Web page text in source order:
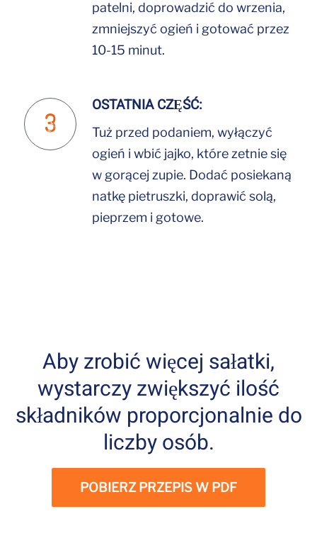
patelni, doprowadzić do wrzenia,
zmniejszyć ogień i gotować przez
10-15 minut.
OSTATNIA CZĘŚĆ:
Tuż przed podaniem, wyłączyć
ogień i wbić jajko, które zetnie się
w gorącej zupie. Dodać posiekaną
natkę pietruszki, doprawić solą,
pieprzem i gotowe.
Aby zrobić więcej sałatki,
wystarczy zwiększyć ilość
składników proporcjonalnie do
liczby osób.
POBIERZ PRZEPIS W PDF